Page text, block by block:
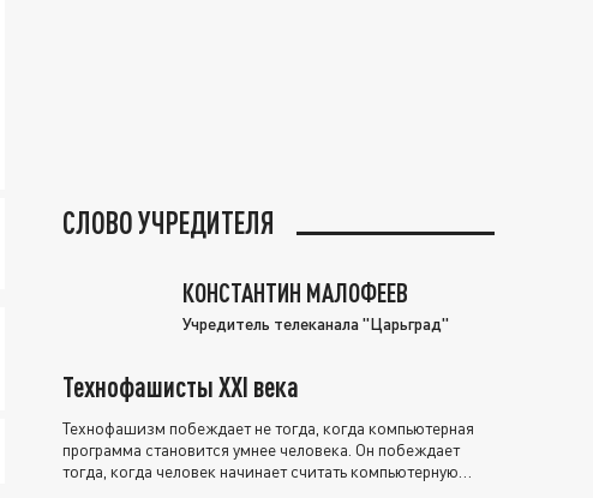
СЛОВО УЧРЕДИТЕЛЯ
КОНСТАНТИН МАЛОФЕЕВ
Учредитель телеканала "Царьград"
Технофашисты XXI века
Технофашизм побеждает не тогда, когда компьютерная
программа становится умнее человека. Он побеждает
тогда, когда человек начинает считать компьютерную